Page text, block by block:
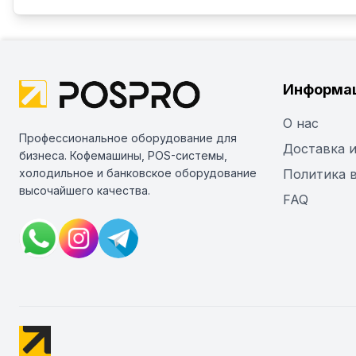
Профессиональное оборудование для
бизнеса. Кофемашины, POS-системы,
холодильное и банковское оборудование
высочайшего качества.
О нас
Доставка
Политика
FAQ